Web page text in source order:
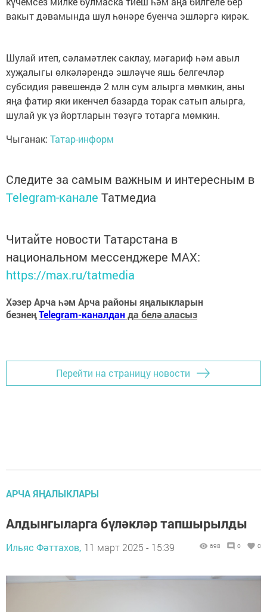
вакыт дәвамында шул һөнәре буенча эшләргә кирәк.
Шулай итеп, сәламәтлек саклау, мәгариф һәм авыл
хуҗалыгы өлкәләрендә эшләүче яшь белгечләр
субсидия рәвешендә 2 млн сум алырга мөмкин, аны
яңа фатир яки икенчел базарда торак сатып алырга,
шулай ук үз йортларын төзүгә тотарга мөмкин.
Чыганак: Татар-информ
Следите за самым важным и интересным в
Telegram-канале Татмедиа
Читайте новости Татарстана в
национальном мессенджере MАХ:
https://max.ru/tatmedia
Хәзер Арча һәм Арча районы яңалыкларын
безнеңTelegram-каналданда белә аласыз
Перейти на страницу новости
АРЧА ЯҢАЛЫКЛАРЫ
Алдынгыларга бүләкләр тапшырылды
Ильяс Фәттахов, 11 март 2025 - 15:39 698 0 0